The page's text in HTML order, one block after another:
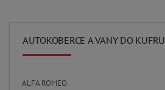
AUTOKOBERCE A VANY DO KUFRU
ALFA ROMEO